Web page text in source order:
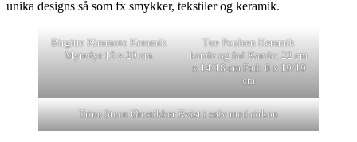
unika designs så som fx smykker, tekstiler og keramik.
Birgitte Kiramoto Keramik
Myredyr 15 x 20 cm
Tue Poulsen Keramik
kande og fad Kande: 22 cm
x 14/18 cm Fad: 6 x 19/19
cm
Trine Steen Ørestikker Kvist i sølv med cirkon